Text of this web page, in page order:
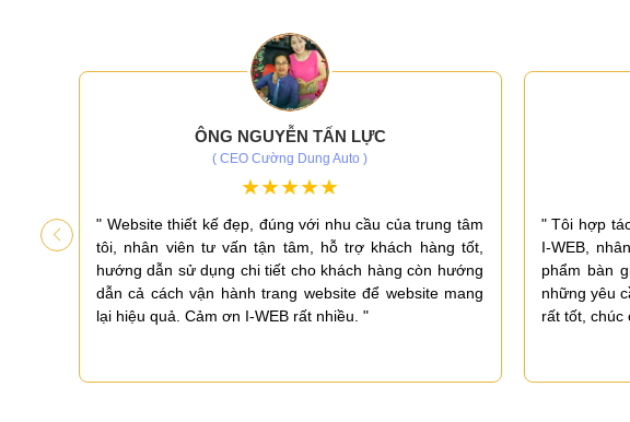
ÔNG NGUYỄN TẤN LỰC
( CEO Cường Dung Auto )
" Website thiết kế đẹp, đúng với nhu cầu của trung tâm
tôi, nhân viên tư vấn tận tâm, hỗ trợ khách hàng tốt,
hướng dẫn sử dụng chi tiết cho khách hàng còn hướng
dẫn cả cách vận hành trang website để website mang
lại hiệu quả. Cảm ơn I-WEB rất nhiều. "
" Tôi hợp
I-WEB,
phẩm bàn
những yêu
rất tốt, chúc